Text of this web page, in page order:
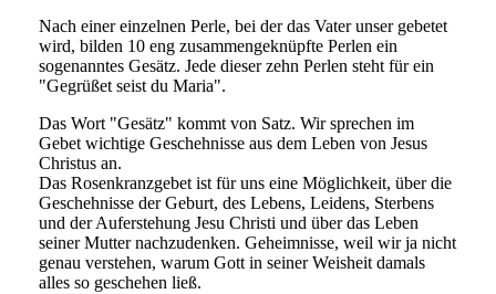
Nach einer einzelnen Perle, bei der das Vater unser gebetet
wird, bilden 10 eng zusammengeknüpfte Perlen ein
sogenanntes Gesätz. Jede dieser zehn Perlen steht für ein
"Gegrüßet seist du Maria".
Das Wort "Gesätz" kommt von Satz. Wir sprechen im
Gebet wichtige Geschehnisse aus dem Leben von Jesus
Christus an.
Das Rosenkranzgebet ist für uns eine Möglichkeit, über die
Geschehnisse der Geburt, des Lebens, Leidens, Sterbens
und der Auferstehung Jesu Christi und über das Leben
seiner Mutter nachzudenken. Geheimnisse, weil wir ja nicht
genau verstehen, warum Gott in seiner Weisheit damals
alles so geschehen ließ.